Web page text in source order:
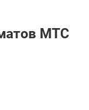
МТС